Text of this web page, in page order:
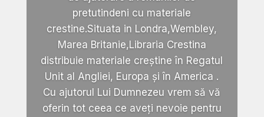
pretutindeni cu materiale
crestine.Situata in Londra,Wembley,
Marea Britanie,Libraria Crestina
distribuie materiale creștine în Regatul
Unit al Angliei, Europa și în America .
Cu ajutorul Lui Dumnezeu vrem să vă
oferin tot ceea ce aveți nevoie pentru